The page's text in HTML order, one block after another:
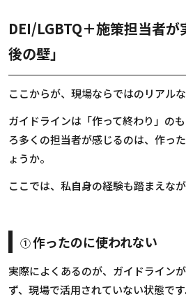
DEI/LGBTQ＋施策担当者
後の壁」
ここからが、現場ならではのリアルな
ガイドラインは「作って終わり」の
ろ多くの担当者が感じるのは、作っ
ょうか。
ここでは、私自身の経験も踏まえなが
①作ったのに使われない
実際によくあるのが、ガイドライン
ず、現場で活用されていない状態です